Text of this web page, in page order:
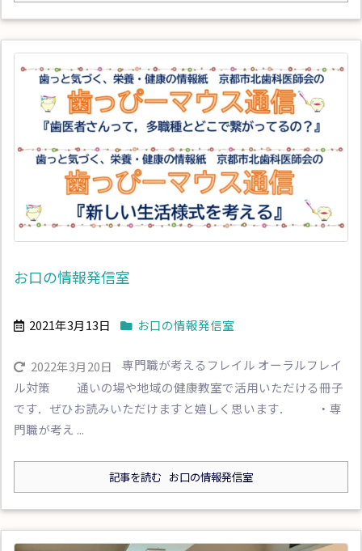
お口の情報発信室
2021年3月13日 お口の情報発信室
2022年3月20日
専門職が考えるフレイル オーラルフレイ
ル対策 通いの場や地域の健康教室で活用いただける冊子
です．ぜひお読みいただけますと嬉しく思います． ・専
門職が考え ...
記事を読む お口の情報発信室